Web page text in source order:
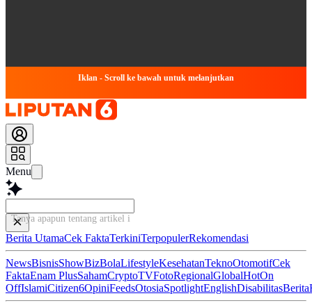
Iklan - Scroll ke bawah untuk melanjutkan
Menu
Tanya apapun tentang artikel ini...
Berita UtamaCek FaktaTerkiniTerpopulerRekomendasi
NewsBisnisShowBizBolaLifestyleKesehatanTeknoOtomotifCek
FaktaEnam PlusSahamCryptoTVFotoRegionalGlobalHotOn
OffIslamiCitizen6OpiniFeedsOtosiaSpotlightEnglishDisabilitasBerita